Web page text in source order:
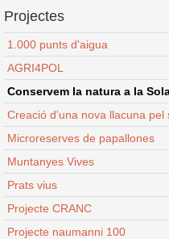
Projectes
1.000 punts d'aigua
AGRI4POL
Conservem la natura a la
Creació d'una nova llacuna
Microreserves de papallones
Muntanyes Vives
Prats vius
Projecte CRANC
Projecte naumanni 100